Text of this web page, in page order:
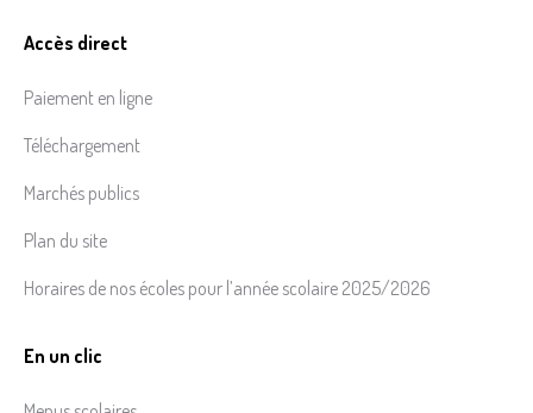
Accès direct
Paiement en ligne
Téléchargement
Marchés publics
Plan du site
Horaires de nos écoles pour l’année scolaire 2025/2026
En un clic